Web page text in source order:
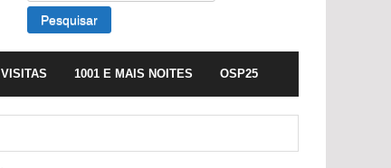
por:
VISITAS 1001 E MAIS NOITES OSP25